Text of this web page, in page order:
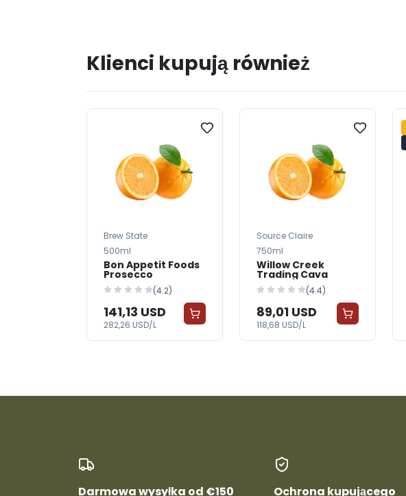
Klienci kupują również
Brew State
500ml
Bon Appetit Foods
Prosecco
(4.2)
141,13 USD
282,26 USD/L
Source Claire
750ml
Willow Creek
Trading Cava
(4.4)
89,01 USD
118,68 USD/L
Darmowa wysyłka od €150 Ochrona kupującego